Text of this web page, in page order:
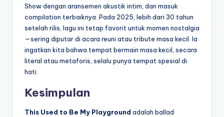
Show dengan aransemen akustik intim, dan masuk
compilation terbaiknya. Pada 2025, lebih dari 30 tahun
setelah rilis, lagu ini tetap favorit untuk momen nostalgia
—sering diputar di acara reuni atau tribute masa kecil. Ia
ingatkan kita bahwa tempat bermain masa kecil, secara
literal atau metaforis, selalu punya tempat spesial di
hati.
Kesimpulan
This Used to Be My Playground adalah ballad